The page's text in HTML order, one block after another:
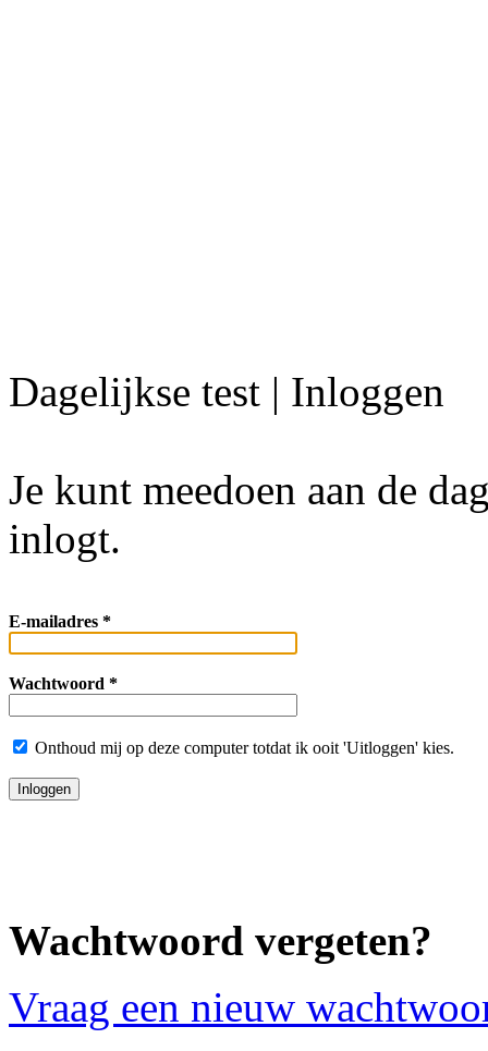
Dagelijkse test | Inloggen
Je kunt meedoen aan de
inlogt.
E-mailadres *
Wachtwoord *
Onthoud mij op deze computer totdat ik ooit 'Uitloggen' kies.
Wachtwoord vergeten?
Vraag een nieuw